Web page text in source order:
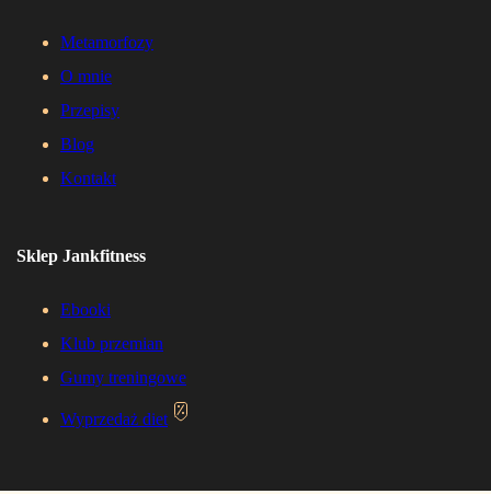
Metamorfozy
O mnie
Przepisy
Blog
Kontakt
Sklep Jankfitness
Ebooki
Klub przemian
Gumy treningowe
Wyprzedaż diet